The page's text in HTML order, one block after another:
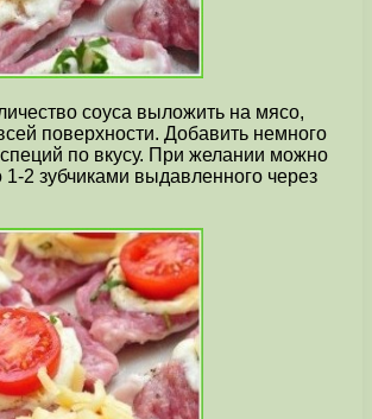
соуса выложить на мясо,
поверхности. Добавить немного
по вкусу. При желании можно
2 зубчиками выдавленного через